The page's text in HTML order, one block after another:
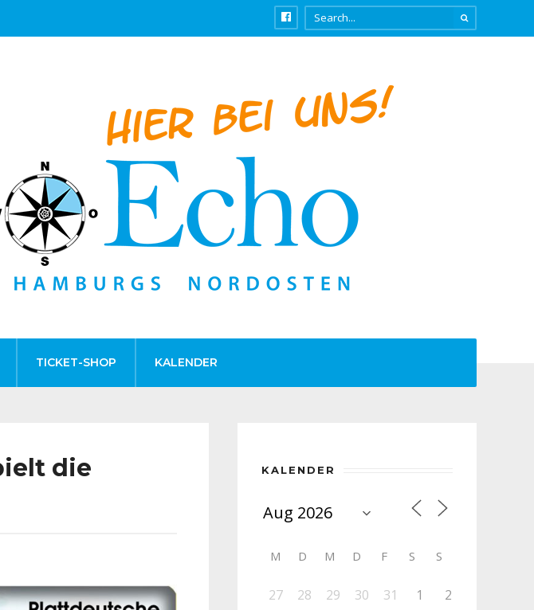
TICKET-SHOP KALENDER
die
KALENDER
M D M D F S S
27 28 29 30 31 1
2